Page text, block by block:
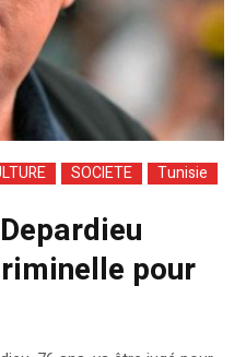
SOCIETE Tunisie
pour